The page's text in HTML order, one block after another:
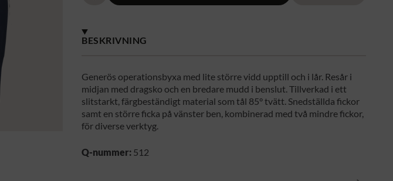
BESKRIVNING
Generös operationsbyxa med lite större vidd upptill och i lår. Resår i
midjan med dragsko och en bredare mudd i benslut. Tillverkad i ett
slitstarkt, färgbeständigt material som tål 85° tvätt. Snedställda fickor
samt en större ficka på vänster ben, kombinerad med två mindre fickor,
för diverse verktyg.
Q-nummer: 512